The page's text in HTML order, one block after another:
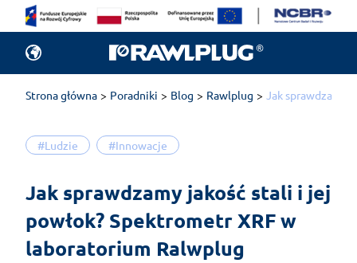
Strona główna Poradniki Blog Rawlplug Jak sprawdzamy
#Ludzie #Innowacje
Jak sprawdzamy jakość stali i jej
powłok? Spektrometr XRF w
laboratorium Ralwplug